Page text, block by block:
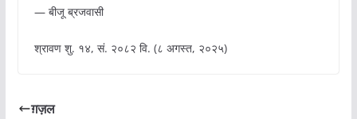
— बीजू ब्रजवासी
श्रावण शु. १४, सं. २०८२ वि. (८ अगस्त, २०२५)
ग़ज़ल